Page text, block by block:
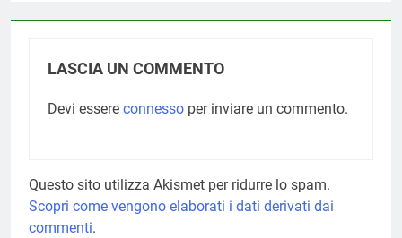
LASCIA UN COMMENTO
Devi essere connesso per inviare un commento.
Questo sito utilizza Akismet per ridurre lo spam.
Scopri come vengono elaborati i dati derivati dai
commenti.